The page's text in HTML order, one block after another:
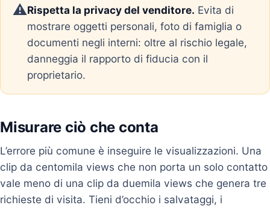
⚠️Rispetta la privacy del venditore. Evita di
mostrare oggetti personali, foto di famiglia o
documenti negli interni: oltre al rischio legale,
danneggia il rapporto di fiducia con il
proprietario.
Misurare ciò che conta
L’errore più comune è inseguire le visualizzazioni. Una
clip da centomila views che non porta un solo contatto
vale meno di una clip da duemila views che genera tre
richieste di visita. Tieni d’occhio i salvataggi, i